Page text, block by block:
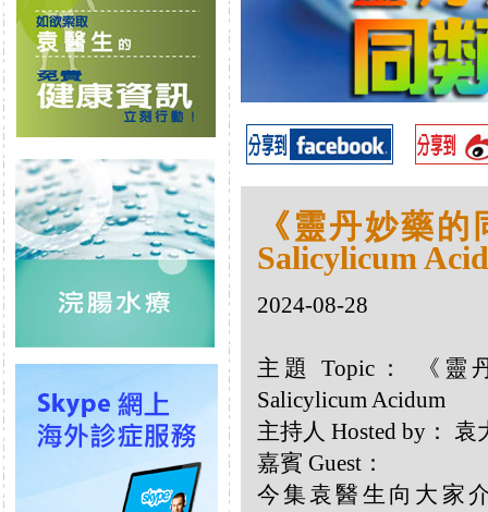
《靈丹妙藥
Salicylicum
2024-08-28
主題 Topic： 《靈
Salicylicum Acidum
主持人 Hosted by：
嘉賓 Guest：
今集袁醫生向大家